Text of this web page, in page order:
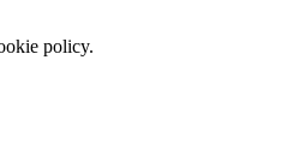
policy.